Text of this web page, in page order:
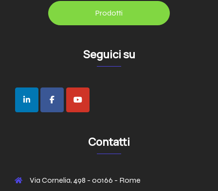
Prodotti
Seguici su
Contatti
Via Cornelia, 498 - 00166 - Rome